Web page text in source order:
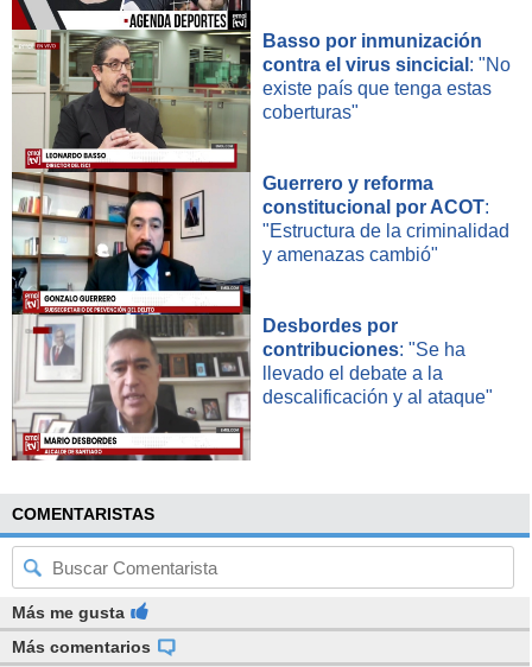
Basso por inmunización
contra el virus sincicial : "No
existe país que tenga estas
coberturas"
Guerrero y reforma
constitucional por ACOT:
"Estructura de la criminalidad
y amenazas cambió"
Desbordes por
contribuciones: "Se ha
llevado el debate a la
descalificación y al ataque"
COMENTARISTAS
Más me gusta
Más comentarios